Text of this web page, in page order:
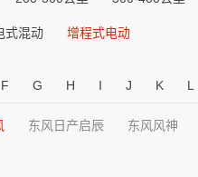
式混动 增程式电动
F G H I J K L
东风日产启辰 东风风神